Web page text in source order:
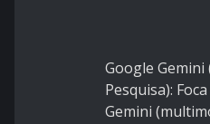
Google
Pesquisa):
Gemini